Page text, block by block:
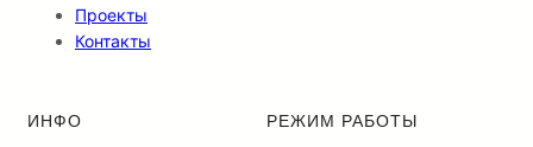
Проекты
Контакты
ИНФО РЕЖИМ РАБОТЫ